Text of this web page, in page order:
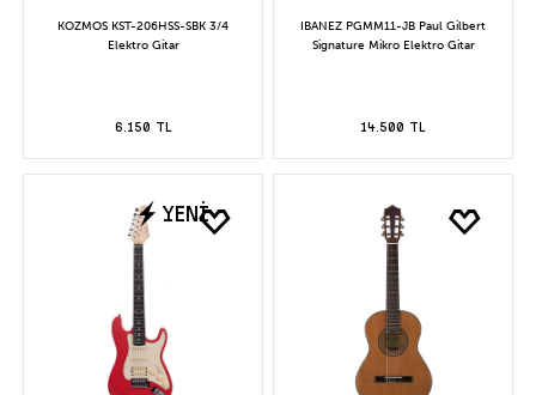
KOZMOS KST-206HSS-SBK 3/4
Elektro Gitar
6.150 TL
IBANEZ PGMM11-JB Paul Gilbert
Signature Mikro Elektro Gitar
14.500 TL
YENİ